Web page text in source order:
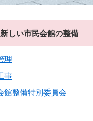
新しい市民会館の整備
理
事
館整備特別委員会